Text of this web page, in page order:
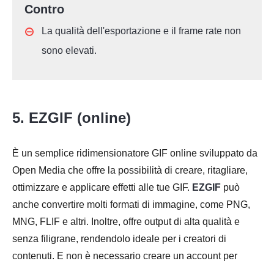
Contro
La qualità dell'esportazione e il frame rate non
sono elevati.
5. EZGIF (online)
È un semplice ridimensionatore GIF online sviluppato da
Open Media che offre la possibilità di creare, ritagliare,
ottimizzare e applicare effetti alle tue GIF. EZGIF può
anche convertire molti formati di immagine, come PNG,
MNG, FLIF e altri. Inoltre, offre output di alta qualità e
senza filigrane, rendendolo ideale per i creatori di
contenuti. E non è necessario creare un account per